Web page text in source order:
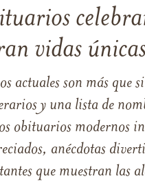
vidas
actuales son más que
y una lista de
obituarios modernos
anécdotas
que muestran las